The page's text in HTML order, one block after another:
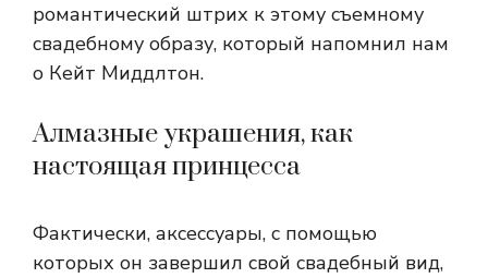
романтический штрих к этому съемному
свадебному образу, который напомнил нам
о Кейт Миддлтон.
Алмазные украшения, как
настоящая принцесса
Фактически, аксессуары, с помощью
которых он завершил свой свадебный вид,